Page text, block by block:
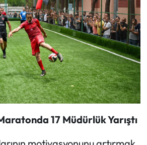
17 Müdürlük Yarıştı